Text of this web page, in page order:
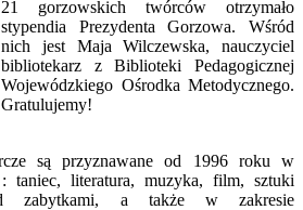
21 gorzowskich twórców otrzymało
stypendia Prezydenta Gorzowa. Wśród
nich jest Maja Wilczewska, nauczyciel
bibliotekarz z Biblioteki Pedagogicznej
Wojewódzkiego Ośrodka Metodycznego.
Gratulujemy!
są przyznawane od 1996 roku w
taniec, literatura, muzyka, film, sztuki
zabytkami, a także w zakresie